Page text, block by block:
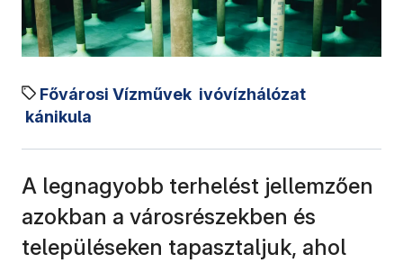
Fővárosi Vízművek ivóvízhálózat
kánikula
A legnagyobb terhelést jellemzően
azokban a városrészekben és
településeken tapasztaljuk, ahol